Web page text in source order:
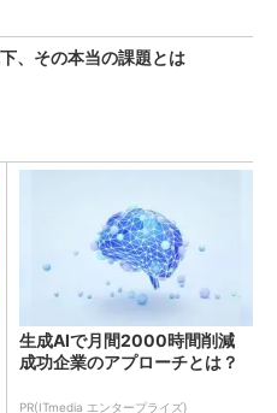
、その本当の課題とは
生成AIで月間2000時間削減
成功企業のアプローチとは？
PR(ITmedia エンタープライズ)